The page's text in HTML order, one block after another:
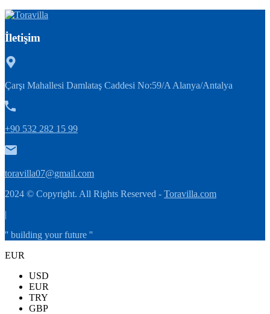
İletişim
Çarşı Mahallesi Damlataş Caddesi No:59/A Alanya/Antalya
+90 532 282 15 99
toravilla07@gmail.com
2024 © Copyright. All Rights Reserved - Toravilla.com
|
'' building your future ''
EUR
USD
EUR
TRY
GBP